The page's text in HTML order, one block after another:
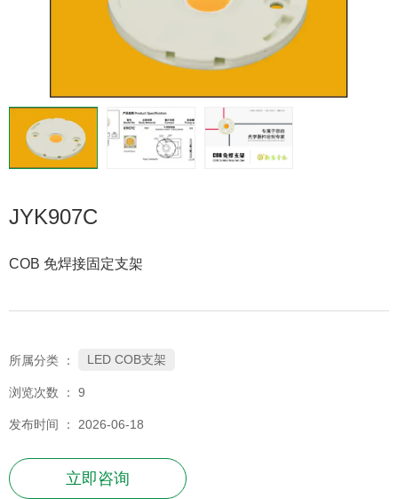
JYK907C
COB 免焊接固定支架
所属分类 ： LED COB支架
浏览次数 ： 9
发布时间 ： 2026-06-18
立即咨询